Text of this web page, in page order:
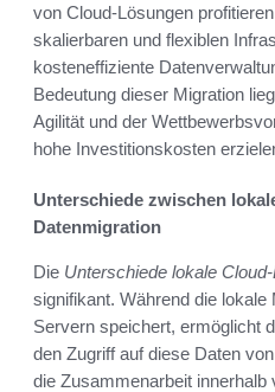
von Cloud-Lösungen
skalierbaren und flexiblen
kosteneffiziente
Bedeutung dieser Migration
Agilität und der
hohe Investitionskosten
Unterschiede zwischen
Datenmigration
Die Unterschiede lokale
signifikant. Während die lokale
Servern speichert, ermöglicht
den Zugriff auf diese Daten
die Zusammenarbeit innerhalb